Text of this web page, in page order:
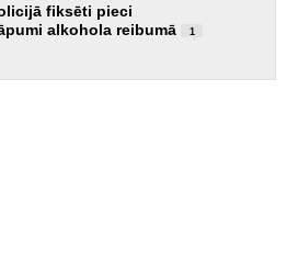
fiksēti pieci
alkohola reibumā
1